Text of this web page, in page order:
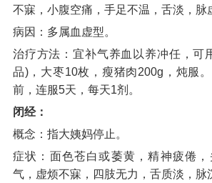
不寐，小腹空痛，手足不温，舌淡，脉
病因：多属血虚型。
治疗方法：宜补气养血以养冲任，可
品)，大枣10枚，瘦猪肉200g，炖服
前，连服5天，每天1剂。
闭经：
概念：指大姨妈停止。
症状：面色苍白或萎黄，精神疲倦
气，虚烦不寐，四肢无力，舌质淡，脉